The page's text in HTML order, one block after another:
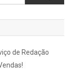
de Redação